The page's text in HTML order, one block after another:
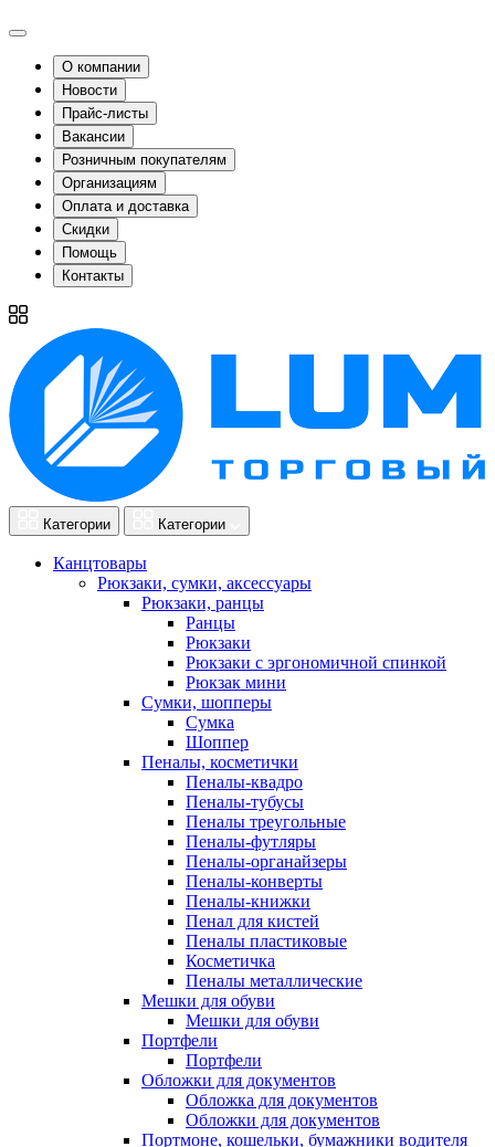
О компании
Новости
Прайс-листы
Вакансии
Розничным покупателям
Организациям
Оплата и доставка
Скидки
Помощь
Контакты
Категории Категории
Канцтовары
Рюкзаки, сумки, аксессуары
Рюкзаки, ранцы
Ранцы
Рюкзаки
Рюкзаки с эргономичной спинкой
Рюкзак мини
Сумки, шопперы
Сумка
Шоппер
Пеналы, косметички
Пеналы-квадро
Пеналы-тубусы
Пеналы треугольные
Пеналы-футляры
Пеналы-органайзеры
Пеналы-конверты
Пеналы-книжки
Пенал для кистей
Пеналы пластиковые
Косметичка
Пеналы металлические
Мешки для обуви
Мешки для обуви
Портфели
Портфели
Обложки для документов
Обложка для документов
Обложки для документов
Портмоне, кошельки, бумажники водителя